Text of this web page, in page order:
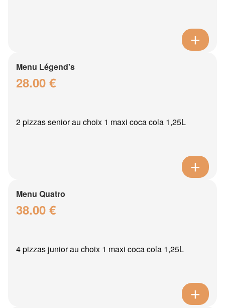
Menu Légend's
28.00 €
2 pizzas senior au choix 1 maxi coca cola 1,25L
Menu Quatro
38.00 €
4 pizzas junior au choix 1 maxi coca cola 1,25L